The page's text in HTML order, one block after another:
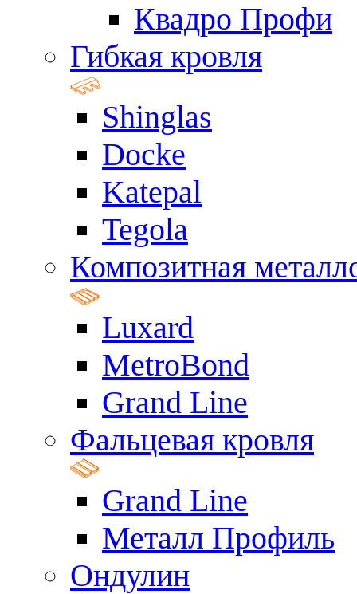
Квадро Профи
Гибкая кровля
Shinglas
Docke
Katepal
Tegola
Композитная
Luxard
MetroBond
Grand Line
Фальцевая кровля
Grand Line
Металл Профиль
Ондулин